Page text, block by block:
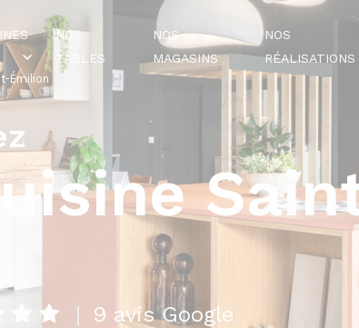
NOS
TABLES
NOS
MAGASINS
NOS
RÉALISATIONS
Émilion
| 9 avis Google